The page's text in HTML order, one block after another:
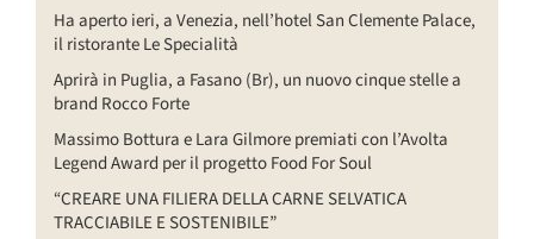
Ha aperto ieri, a Venezia, nell’hotel San Clemente Palace,
il ristorante Le Specialità
Aprirà in Puglia, a Fasano (Br), un nuovo cinque stelle a
brand Rocco Forte
Massimo Bottura e Lara Gilmore premiati con l’Avolta
Legend Award per il progetto Food For Soul
“CREARE UNA FILIERA DELLA CARNE SELVATICA
TRACCIABILE E SOSTENIBILE”